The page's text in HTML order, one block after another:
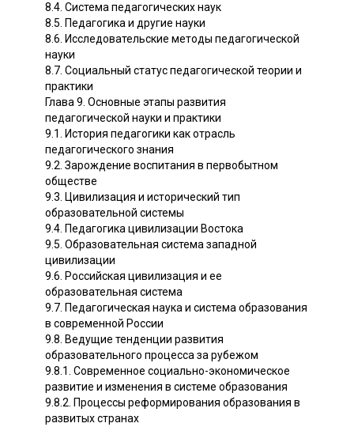
8.4. Система педагогических наук
8.5. Педагогика и другие науки
8.6. Исследовательские методы педагогической
науки
8.7. Социальный статус педагогической теории и
практики
Глава 9. Основные этапы развития
педагогической науки и практики
9.1. История педагогики как отрасль
педагогического знания
9.2. Зарождение воспитания в первобытном
обществе
9.3. Цивилизация и исторический тип
образовательной системы
9.4. Педагогика цивилизации Востока
9.5. Образовательная система западной
цивилизации
9.6. Российская цивилизация и ее
образовательная система
9.7. Педагогическая наука и система образования
в современной России
9.8. Ведущие тенденции развития
образовательного процесса за рубежом
9.8.1. Современное социально-экономическое
развитие и изменения в системе образования
9.8.2. Процессы реформирования образования в
развитых странах